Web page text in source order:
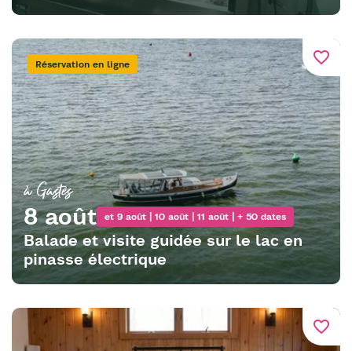
favorite_border
Réservation en ligne
à Gastes
8 août et 9 août | 10 août | 11 août | + 50 dates
Balade et visite guidée sur le lac en
pinasse électrique
favorite_border